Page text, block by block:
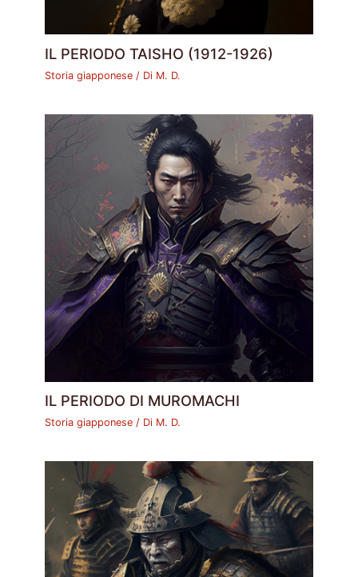
IL PERIODO TAISHO (1912-1926)
Storia giapponese / Di M. D.
IL PERIODO DI MUROMACHI
Storia giapponese / Di M. D.